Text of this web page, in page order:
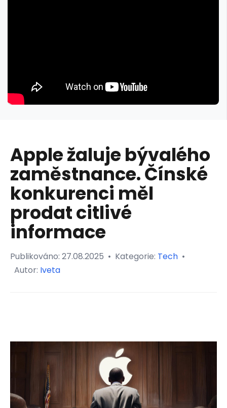
Apple žaluje bývalého
zaměstnance. Čínské
konkurenci měl
prodat citlivé
informace
Publikováno: 27.08.2025 • Kategorie: Tech •
Autor: Iveta